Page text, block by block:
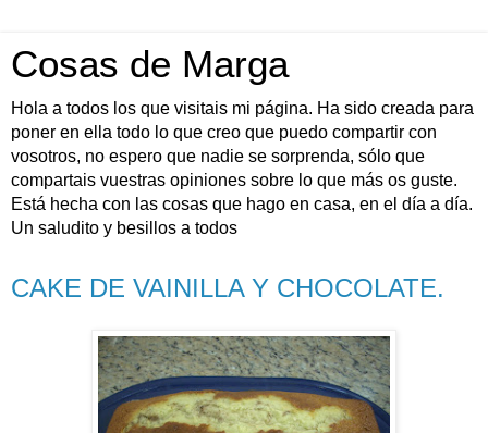
Cosas de Marga
Hola a todos los que visitais mi página. Ha sido creada para
poner en ella todo lo que creo que puedo compartir con
vosotros, no espero que nadie se sorprenda, sólo que
compartais vuestras opiniones sobre lo que más os guste.
Está hecha con las cosas que hago en casa, en el día a día.
Un saludito y besillos a todos
CAKE DE VAINILLA Y CHOCOLATE.